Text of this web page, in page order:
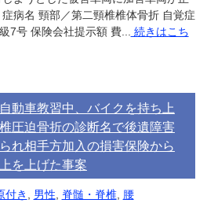
病名 頸部／第二頸椎椎体骨折 自覚症
7号 保険会社提示額 費...
続きはこち
動車教習中、バイクを持ち上
圧迫骨折の診断名で後遺障害
れ相手方加入の損害保険から
を上げた事案
付き 男性 脊髄・脊椎, 腰